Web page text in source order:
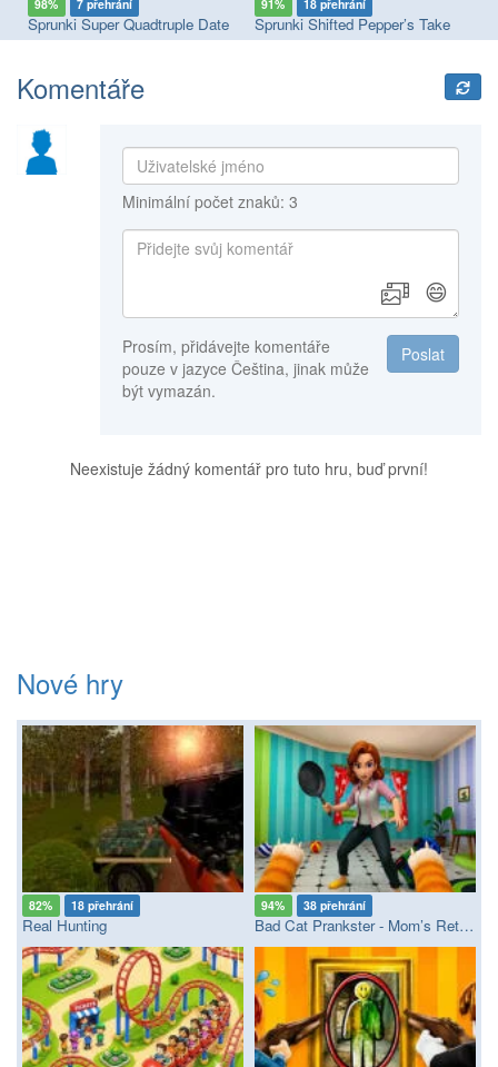
98% 7 přehrání
Sprunki Super Quadtruple Date
91% 18 přehrání
Sprunki Shifted Pepper’s Take
Komentáře
Minimální počet znaků: 3
😄
Poslat
Prosím, přidávejte komentáře
pouze v jazyce Čeština, jinak může
být vymazán.
Neexistuje žádný komentář pro tuto hru, buď první!
Nové hry
82% 18 přehrání
Real Hunting
94% 38 přehrání
Bad Cat Prankster - Mom’s Return